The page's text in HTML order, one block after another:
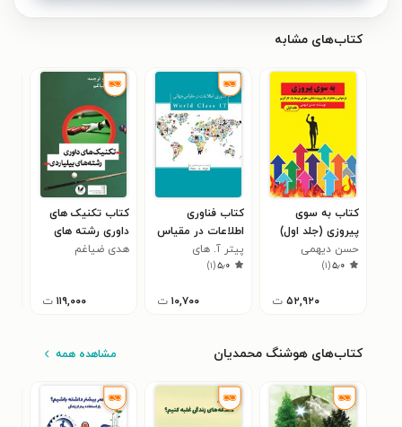
کتاب‌های مشابه
کتاب به سوی
پیروزی (جلد اول)
حسن دیهمی
۵٫۰(۱)
۵۲,۹۲۰ ت
کتاب فناوری
اطلاعات در مقیاس
جهانی
پیتر آ. های
۵٫۰(۱)
۱۰,۷۰۰ ت
کتاب تکنیک های
داوری رشته های
بیلیاردی
هدی ضیاغم
۱۱۹,۰۰۰ ت
کتاب‌های هوشنگ محمدیان مشاهده همه